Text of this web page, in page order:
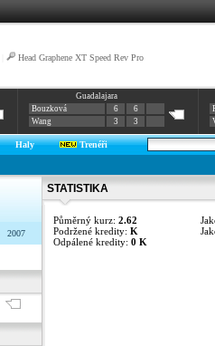
Head Graphene XT Speed Rev Pro
Guadalajara
Bouzková
6
6
Wang
3 3
Haly
Trenéři
2007
STATISTIKA
Půměrný kurz: 2.62
Podržené kredity: K
Odpálené kredity: 0 K